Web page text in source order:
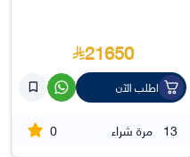
21650
اطلب الآن
13 مرة شراء 0